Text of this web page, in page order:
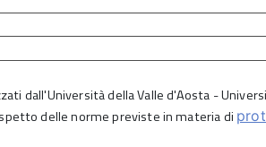
dall'Università della Valle d'Aosta -
delle norme previste in materia di